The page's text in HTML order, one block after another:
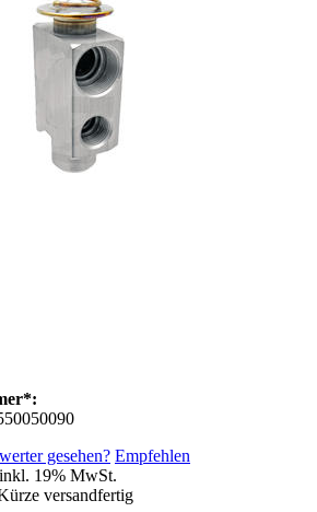
gesehen? Empfehlen
inkl. 19% MwSt.
versandfertig